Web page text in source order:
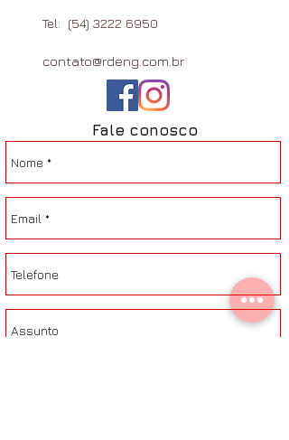
Tel: (54) 3222 6950
contato@rdeng.com.br
Fale conosco